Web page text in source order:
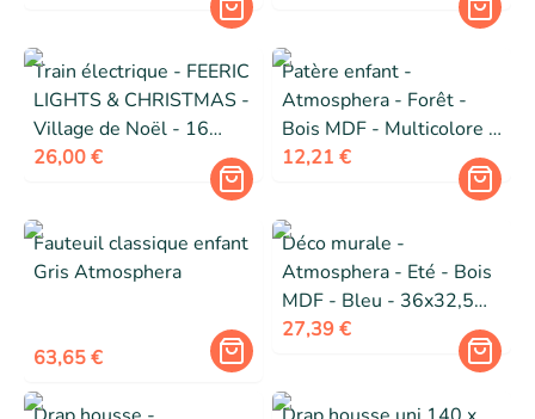
coton - Certifié Oeko-Tex
Train électrique - FEERIC
LIGHTS & CHRISTMAS -
Village de Noël - 16
pièces - Lumineux -
26,00 €
Patère enfant -
Atmosphera - Forêt -
Bois MDF - Multicolore -
3 crochets
12,21 €
Fauteuil classique enfant
Gris Atmosphera
63,65 €
Déco murale -
Atmosphera - Eté - Bois
MDF - Bleu - 36x32,5
cm
27,39 €